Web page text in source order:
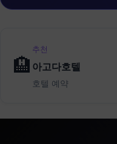
🏨
추천
아고다호텔
호텔 예약